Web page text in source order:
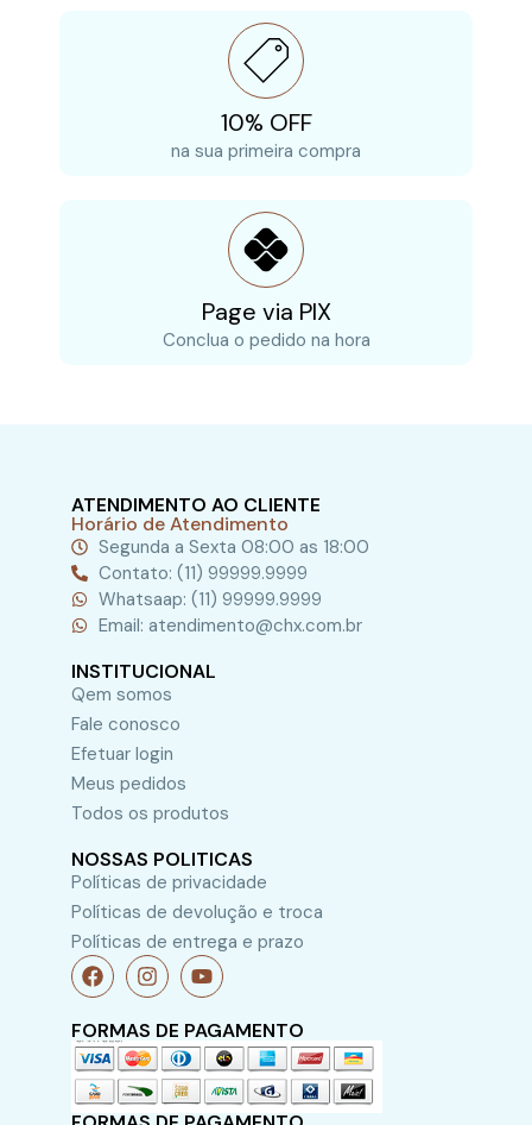
10% OFF
na sua primeira compra
Page via PIX
Conclua o pedido na hora
ATENDIMENTO AO CLIENTE
Horário de Atendimento
Segunda a Sexta 08:00 as 18:00
Contato: (11) 99999.9999
Whatsaap: (11) 99999.9999
Email: atendimento@chx.com.br
INSTITUCIONAL
Qem somos
Fale conosco
Efetuar login
Meus pedidos
Todos os produtos
NOSSAS POLITICAS
Políticas de privacidade
Políticas de devolução e troca
Políticas de entrega e prazo
FORMAS DE PAGAMENTO